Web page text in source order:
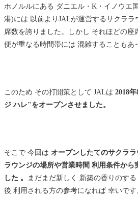
ホノルルにある ダニエル・K・イノウエ
港)には 以前よりJALが運営するサクララ
席数を誇りました。しかし それほどの座
便が重なる時間帯には 混雑することもあ
このため その打開策として JALは 2018
ジ ハレ"をオープンさせました。
そこで 今回は オープンしたてのサクララ
ラウンジの場所や営業時間 利用条件から
した 。
まだまだ新しく 新築の香りのす
後 利用される方の参考になれば 幸いです